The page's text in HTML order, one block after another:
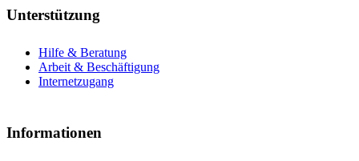
Unterstützung
Hilfe & Beratung
Arbeit & Beschäftigung
Internetzugang
Informationen